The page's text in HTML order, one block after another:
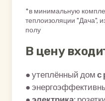
*в минимальную
теплоизоляции "Дача",
полу
В цену
● утеплённый домс
●